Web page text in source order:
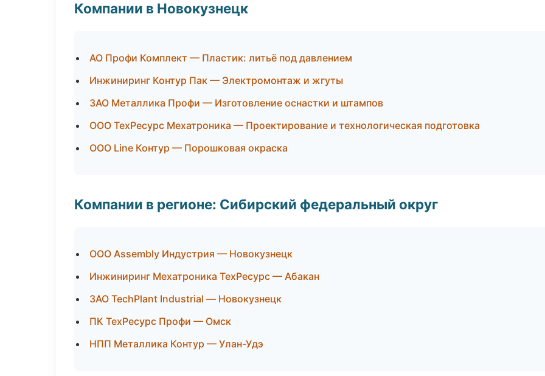
Компании в Новокузнецк
АО Профи Комплект — Пластик: литьё под давлением
Инжиниринг Контур Пак — Электромонтаж и жгуты
ЗАО Металлика Профи — Изготовление оснастки и штампов
ООО ТехРесурс Мехатроника — Проектирование и технологическая подготовка
ООО Line Контур — Порошковая окраска
Компании в регионе: Сибирский федеральный округ
ООО Assembly Индустрия — Новокузнецк
Инжиниринг Мехатроника ТехРесурс — Абакан
ЗАО TechPlant Industrial — Новокузнецк
ПК ТехРесурс Профи — Омск
НПП Металлика Контур — Улан-Удэ